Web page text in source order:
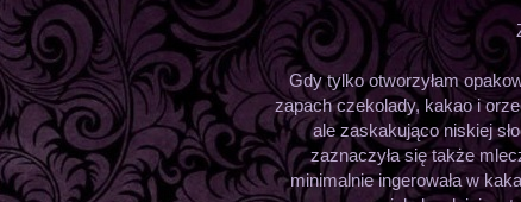
Gdy tylko otworzyłam
zapach czekolady, kakao i
ale zaskakująco niskiej
zaznaczyła się także
minimalnie ingerowała w